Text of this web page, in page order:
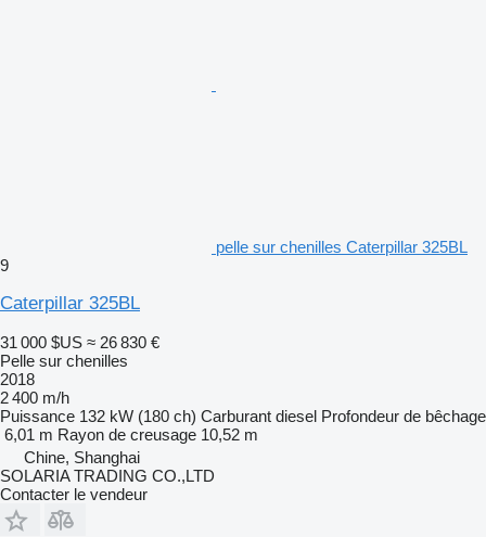
pelle sur chenilles Caterpillar 325BL
9
Caterpillar 325BL
31 000 $US ≈ 26 830 €
Pelle sur chenilles
2018
2 400 m/h
Puissance 132 kW (180 ch) Carburant diesel Profondeur de bêchage
6,01 m Rayon de creusage 10,52 m
Chine, Shanghai
SOLARIA TRADING CO.,LTD
Contacter le vendeur